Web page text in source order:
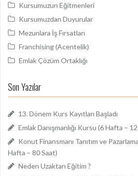
Kursumuzun Eğitmenleri
Kursumuzdan Duyurular
Mezunlara İş Fırsatları
Franchising (Acentelik)
Emlak Çözüm Ortaklığı
Son Yazılar
13. Dönem Kurs Kayıtları Başladı
Emlak Danışmanlığı Kursu (6 Hafta –
Konut Finansmanı Tanıtım ve
Hafta – 80 Saat)
Neden Uzaktan Eğitim ?